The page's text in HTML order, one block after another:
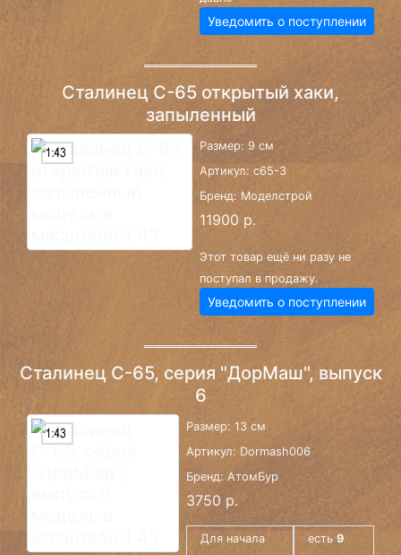
Уведомить о поступлении
Сталинец С-65 открытый хаки,
запыленный
Размер: 9 см
Артикул: c65-3
Бренд: Моделстрой
11900 р.
Этот товар ещё ни разу не
поступал в продажу.
Уведомить о поступлении
Сталинец С-65, серия "ДорМаш", выпуск
6
Размер: 13 см
Артикул: Dormash006
Бренд: АтомБур
3750 р.
Для начала
есть 9